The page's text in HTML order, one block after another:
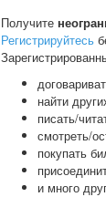
Получите
Регистрируйтесь
найти
писать/
смотреть/
покупать
и много